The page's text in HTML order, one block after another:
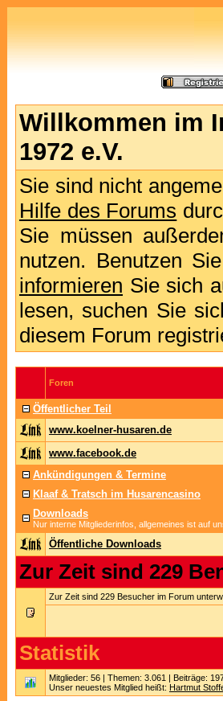
Willkommen im
1972 e.V.
Sie sind nicht
Hilfe des Forums
Sie müssen
nutzen. Benutzen
informieren Sie sich
lesen, suchen Sie
diesem Forum
Foren
Öffentlicher Teil
www.koelner-husaren.de
www.facebook.de
Ankündigungen & Termine
Klaaf & Tratsch im Husarencasino
Downloads
Nur interne Mitgliederinfos, allgemeines ist auf
Öffentliche Downloads
Zur Zeit sind 229
Zur Zeit sind 229 Besucher im Forum
Statistik
Mitglieder: 56 | Themen: 3.061 | Beiträge:
Unser neuestes Mitglied heißt: Hartmut